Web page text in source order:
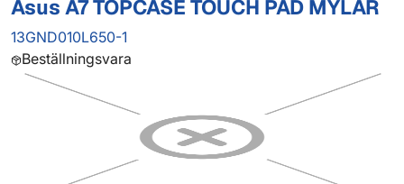
Asus A7 TOPCASE TOUCH PAD MYLAR
13GND010L650-1
Beställningsvara